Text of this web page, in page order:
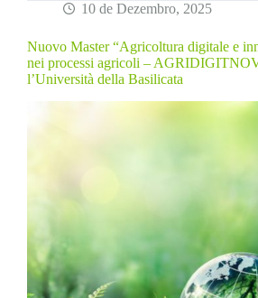
10 de Dezembro, 2025
Nuovo Master “Agricoltura digitale e
nei processi agricoli –
l’Università della Basilicata